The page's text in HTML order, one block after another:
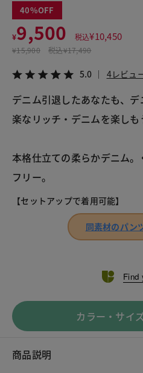
40
¥9,500 税込¥10,450
¥15,900 税込¥17,490
5.0 4レビュ
デニム引退したあなたも、デ
楽なリッチ・デニムを楽しも
本格仕立ての柔らかデニム
フリー。
【セットアップで着用可能】
同素材のパン
Find
カラー・サイ
商品説明
LINE X